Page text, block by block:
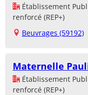
Établissement
renforcé (REP+)
Beuvrages (59192)
Maternelle
Établissement
renforcé (REP+)